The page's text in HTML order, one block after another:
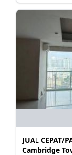
JUAL CEPAT/
Cambridge